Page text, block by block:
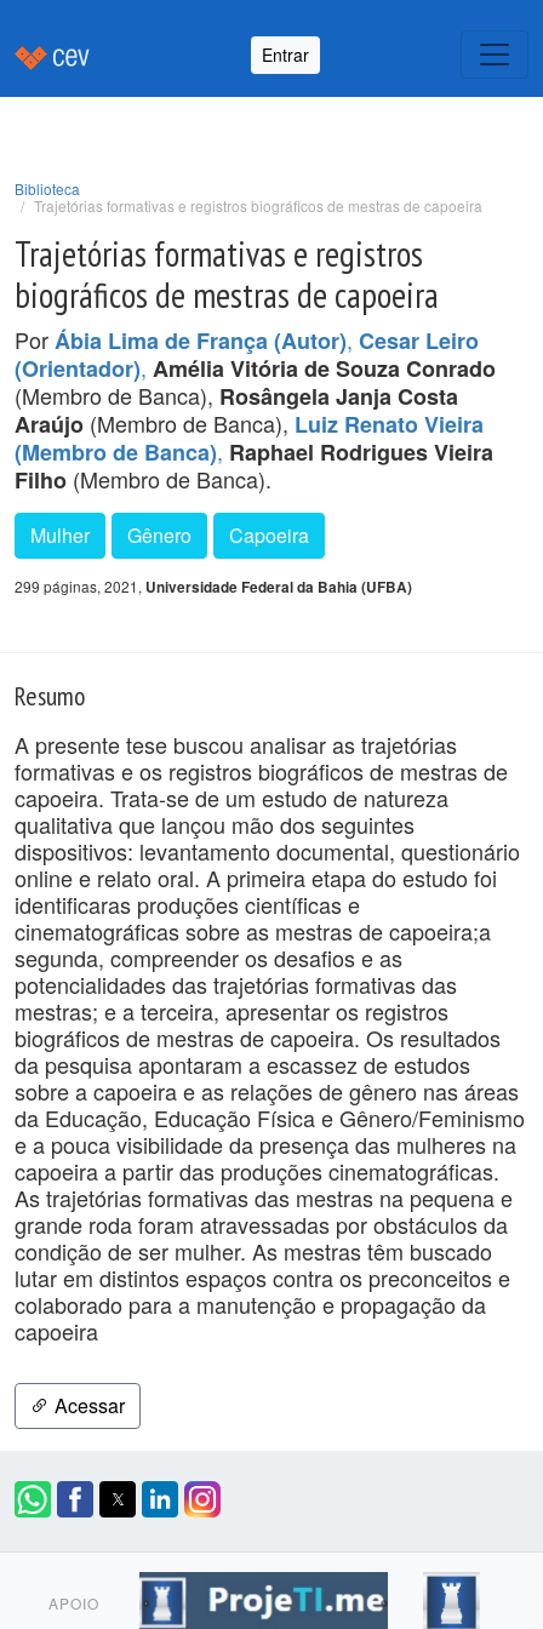
Entrar
Biblioteca
Trajetórias formativas e registros biográficos de mestras de capoeira
Trajetórias formativas e registros
biográficos de mestras de capoeira
PorÁbia Lima de França (Autor), Cesar Leiro
(Orientador), Amélia Vitória de Souza Conrado
(Membro de Banca), Rosângela Janja Costa
Araújo (Membro de Banca), Luiz Renato Vieira
(Membro de Banca), Raphael Rodrigues Vieira
Filho (Membro de Banca).
Mulher Gênero Capoeira
299 páginas, 2021, Universidade Federal da Bahia (UFBA)
Resumo
A presente tese buscou analisar as trajetórias
formativas e os registros biográficos de mestras de
capoeira. Trata-se de um estudo de natureza
qualitativa que lançou mão dos seguintes
dispositivos: levantamento documental, questionário
online e relato oral. A primeira etapa do estudo foi
identificaras produções científicas e
cinematográficas sobre as mestras de capoeira;a
segunda, compreender os desafios e as
potencialidades das trajetórias formativas das
mestras; e a terceira, apresentar os registros
biográficos de mestras de capoeira. Os resultados
da pesquisa apontaram a escassez de estudos
sobre a capoeira e as relações de gênero nas áreas
da Educação, Educação Física e Gênero/Feminismo
e a pouca visibilidade da presença das mulheres na
capoeira a partir das produções cinematográficas.
As trajetórias formativas das mestras na pequena e
grande roda foram atravessadas por obstáculos da
condição de ser mulher. As mestras têm buscado
lutar em distintos espaços contra os preconceitos e
colaborado para a manutenção e propagação da
capoeira
Acessar
APOIO